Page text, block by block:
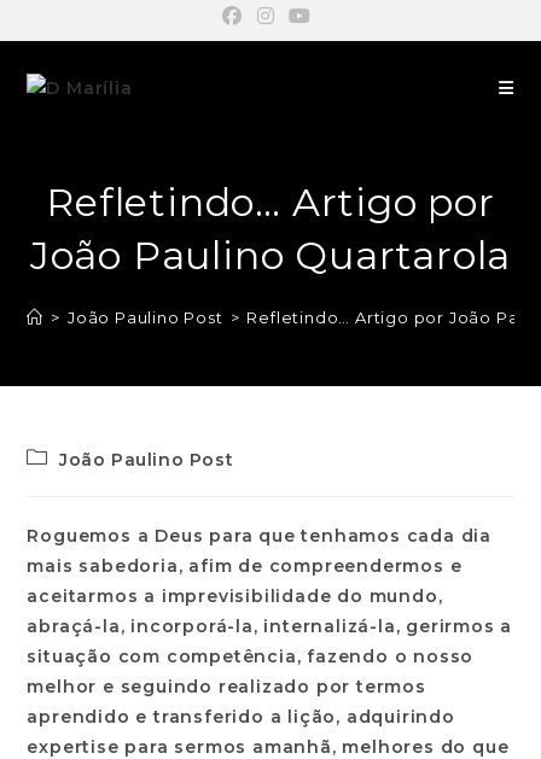
Refletindo… Artigo por
João Paulino Quartarola
> João Paulino Post > Refletindo… Artigo por João
João Paulino Post
Roguemos a Deus para que tenhamos cada dia
mais sabedoria, afim de compreendermos e
aceitarmos a imprevisibilidade do mundo,
abraçá-la, incorporá-la, internalizá-la, gerirmos a
situação com competência, fazendo o nosso
melhor e seguindo realizado por termos
aprendido e transferido a lição, adquirindo
expertise para sermos amanhã, melhores do que